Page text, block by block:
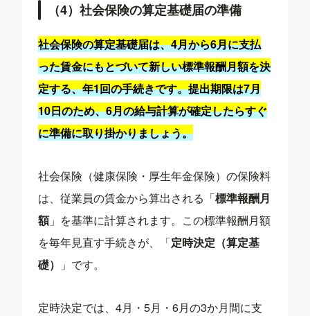
（4）社会保険の算定基礎届の準備
社会保険の算定基礎届は、4月から6月に支払
った賃金にもとづいて新しい標準報酬月額を決
定する、年1回の手続きです。提出期限は7月
10日のため、6月の給与計算が確定したらすぐ
に準備に取り掛かりましょう。
社会保険（健康保険・厚生年金保険）の保険料
は、従業員の賃金から算出される「標準報酬月
額」を基準に計算されます。この標準報酬月額
を毎年見直す手続きが、「定時決定（算定基
礎）
」です。
定時決定では、4月・5月・6月の3か月間に支